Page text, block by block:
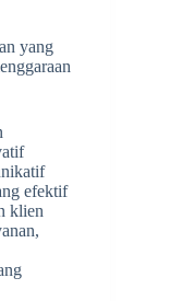
yang
efektif
klien